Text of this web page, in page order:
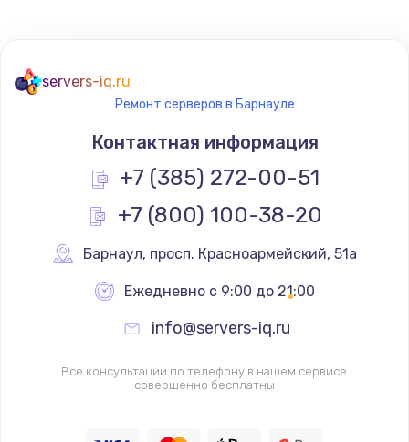
Замена термостата
1200 руб.
Заказать
Замена реле
Замена термопредохранителя
700 руб.
Заказать
servers-iq.ru
Ремонт серверов в Барнауле
Контактная информация
+7 (385) 272-00-51
+7 (800) 100-38-20
Барнаул, просп. Красноармейский, 51а
Ежедневно с 9:00 до 21:00
info@servers-iq.ru
Все консультации по телефону в нашем сервисе
совершенно бесплатны